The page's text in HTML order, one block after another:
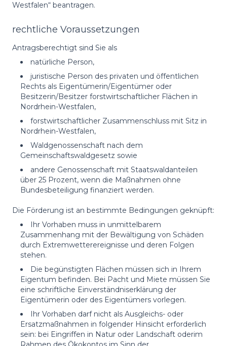
Westfalen“ beantragen.
rechtliche Voraussetzungen
Antragsberechtigt sind Sie als
natürliche Person,
juristische Person des privaten und öffentlichen
Rechts als Eigentümerin/Eigentümer oder
Besitzerin/Besitzer forstwirtschaftlicher Flächen in
Nordrhein-Westfalen,
forstwirtschaftlicher Zusammenschluss mit Sitz in
Nordrhein-Westfalen,
Waldgenossenschaft nach dem
Gemeinschaftswaldgesetz sowie
andere Genossenschaft mit Staatswaldanteilen
über 25 Prozent, wenn die Maßnahmen ohne
Bundesbeteiligung finanziert werden.
Die Förderung ist an bestimmte Bedingungen geknüpft:
Ihr Vorhaben muss in unmittelbarem
Zusammenhang mit der Bewältigung von Schäden
durch Extremwetterereignisse und deren Folgen
stehen.
Die begünstigten Flächen müssen sich in Ihrem
Eigentum befinden. Bei Pacht und Miete müssen Sie
eine schriftliche Einverständniserklärung der
Eigentümerin oder des Eigentümers vorlegen.
Ihr Vorhaben darf nicht als Ausgleichs- oder
Ersatzmaßnahmen in folgender Hinsicht erforderlich
sein: bei Eingriffen in Natur oder Landschaft oderim